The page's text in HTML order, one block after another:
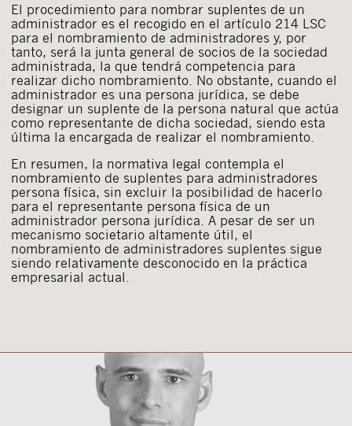
El procedimiento para nombrar suplentes de un
administrador es el recogido en el artículo 214 LSC
para el nombramiento de administradores y, por
tanto, será la junta general de socios de la sociedad
administrada, la que tendrá competencia para
realizar dicho nombramiento. No obstante, cuando el
administrador es una persona jurídica, se debe
designar un suplente de la persona natural que actúa
como representante de dicha sociedad, siendo esta
última la encargada de realizar el nombramiento.
En resumen, la normativa legal contempla el
nombramiento de suplentes para administradores
persona física, sin excluir la posibilidad de hacerlo
para el representante persona física de un
administrador persona jurídica. A pesar de ser un
mecanismo societario altamente útil, el
nombramiento de administradores suplentes sigue
siendo relativamente desconocido en la práctica
empresarial actual.